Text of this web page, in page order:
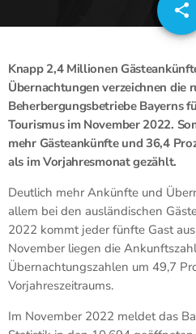
share
email
Knapp 2,4 Millionen
Übernachtungen verzeichnen die
Beherbergungsbetriebe Bayerns
Tourismus im November 2022.
mehr Gästeankünfte und 36,4
als im Vorjahresmonat gezählt.
Deutlich mehr Ankünfte und
allem bei den ausländischen
2022 kommt jeder fünfte Gast
November liegen die
Übernachtungszahlen um 49,7
Vorjahreszeitraums.
Im November 2022 meldet das